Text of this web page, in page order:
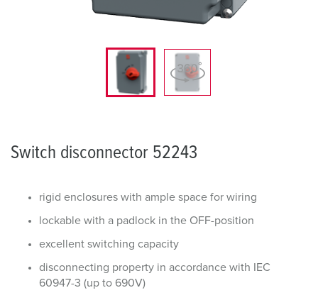
Switch disconnector 52243
rigid enclosures with ample space for wiring
lockable with a padlock in the OFF-position
excellent switching capacity
disconnecting property in accordance with IEC
60947-3 (up to 690V)